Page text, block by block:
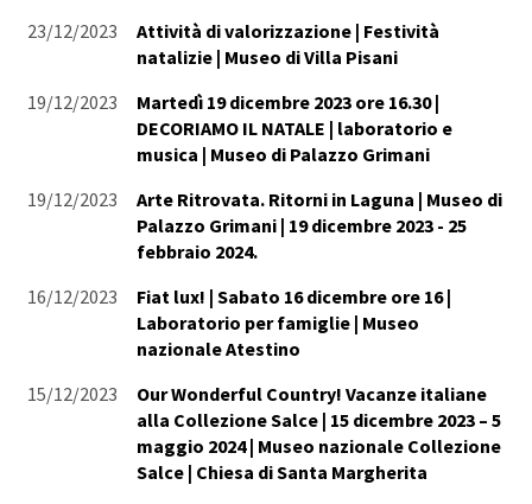
23/12/2023
Attività di valorizzazione | Festività
natalizie | Museo di Villa Pisani
19/12/2023
Martedì 19 dicembre 2023 ore 16.30 |
DECORIAMO IL NATALE | laboratorio e
musica | Museo di Palazzo Grimani
19/12/2023
Arte Ritrovata. Ritorni in Laguna | Museo di
Palazzo Grimani | 19 dicembre 2023 - 25
febbraio 2024.
16/12/2023
Fiat lux! | Sabato 16 dicembre ore 16 |
Laboratorio per famiglie | Museo
nazionale Atestino
15/12/2023
Our Wonderful Country! Vacanze italiane
alla Collezione Salce | 15 dicembre 2023 – 5
maggio 2024 | Museo nazionale Collezione
Salce | Chiesa di Santa Margherita